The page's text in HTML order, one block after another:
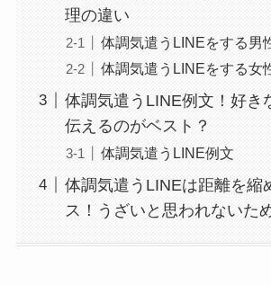
理の違い
体調気遣うLINEをする男
体調気遣うLINEをする女
体調気遣うLINE例文！好き
伝えるのがベスト？
体調気遣うLINE例文
体調気遣うLINEは距離を縮
ス！うざいと思われないた